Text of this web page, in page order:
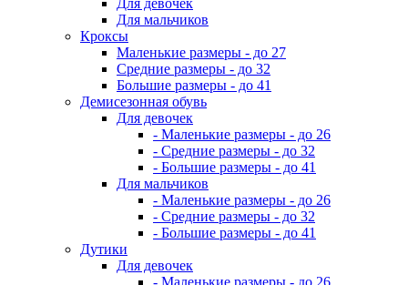
Для девочек
Для мальчиков
Кроксы
Маленькие размеры - до 27
Средние размеры - до 32
Большие размеры - до 41
Демисезонная обувь
Для девочек
- Маленькие размеры - до 26
- Средние размеры - до 32
- Большие размеры - до 41
Для мальчиков
- Маленькие размеры - до 26
- Средние размеры - до 32
- Большие размеры - до 41
Дутики
Для девочек
- Маленькие размеры - до 26